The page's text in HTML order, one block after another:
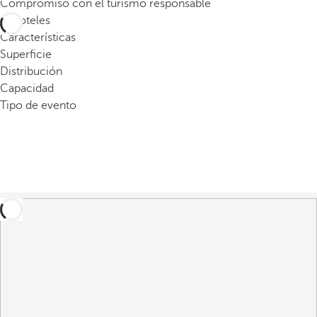
o
d
u
c
i
r
t
á
Compromiso con el turismo responsable
0
hoteles
Características
Superficie
Distribución
Capacidad
Tipo de evento